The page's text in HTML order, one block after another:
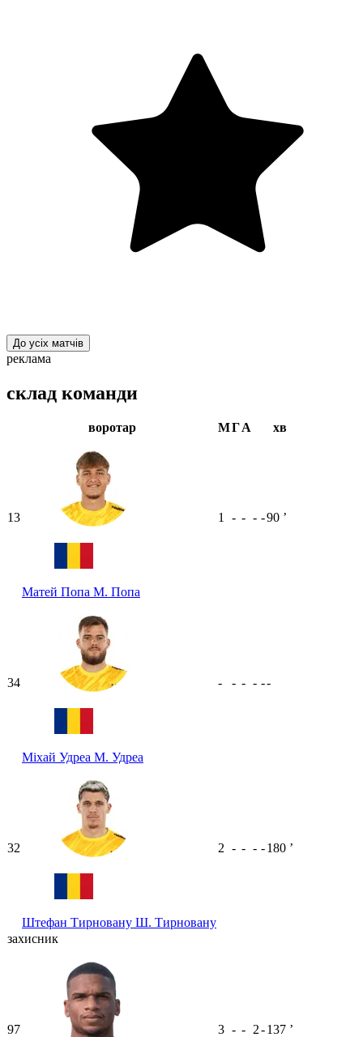
До усіх матчів
реклама
склад команди
воротар МГА хв
13
Матей Попа М. Попа
1 - - - -90 ʼ
34
Міхай Удреа М. Удреа
- - - - --
32
Штефан Тирновану Ш. Тирновану
2 - - - -180 ʼ
захисник
97 3 - - 2-137 ʼ